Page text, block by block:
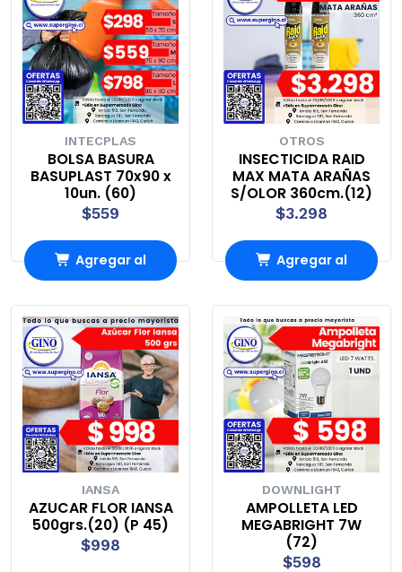
INTECPLAS
BOLSA BASURA
BASUPLAST 70x90 x
10un. (60)
$559
Agregar al
OTROS
INSECTICIDA RAID
MAX MATA ARAÑAS
S/OLOR 360cm.(12)
$3.298
Agregar al
IANSA
AZUCAR FLOR IANSA
500grs.(20) (P 45)
$998
DOWNLIGHT
AMPOLLETA LED
MEGABRIGHT 7W
(72)
$598